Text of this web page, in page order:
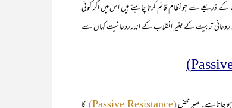
کے ذریعے سے جو نظام قائم کرنا چاہتے ہیں اس میں اگر کوئی
روحانی تربیت کے بغیر انقلاب کے اندر روحانیت کہاں سے
(Passive Resistance)